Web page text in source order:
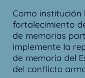
Como
fortalecimiento
de memorias
implemente la
de memoria del
del conflicto